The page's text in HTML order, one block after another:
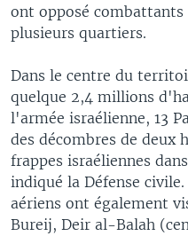
ont opposé
plusieurs quartiers.
Dans le centre du
quelque 2,4 millions
l'armée israélienne, 13
des décombres de deux
frappes israéliennes
indiqué la Défense
aériens ont également
Bureij, Deir al-Balah